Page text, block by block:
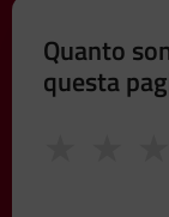
Quanto
questa